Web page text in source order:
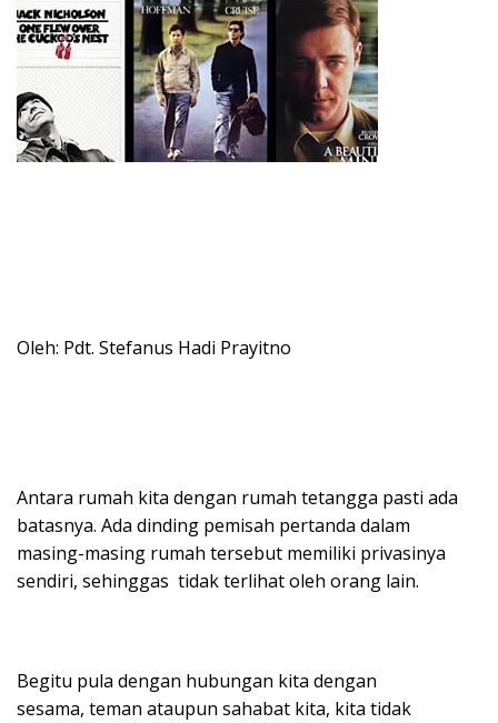
Oleh: Pdt. Stefanus Hadi Prayitno
Antara rumah kita dengan rumah tetangga pasti ada
batasnya. Ada dinding pemisah pertanda dalam
masing-masing rumah tersebut memiliki privasinya
sendiri, sehinggas tidak terlihat oleh orang lain.
Begitu pula dengan hubungan kita dengan
sesama, teman ataupun sahabat kita, kita tidak